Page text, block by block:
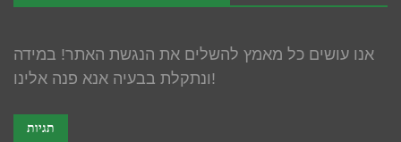
אנו עושים כל מאמץ להשלים את הנגשת האתר! במידה
ונתקלת בבעיה אנא פנה אלינו!
תגיות